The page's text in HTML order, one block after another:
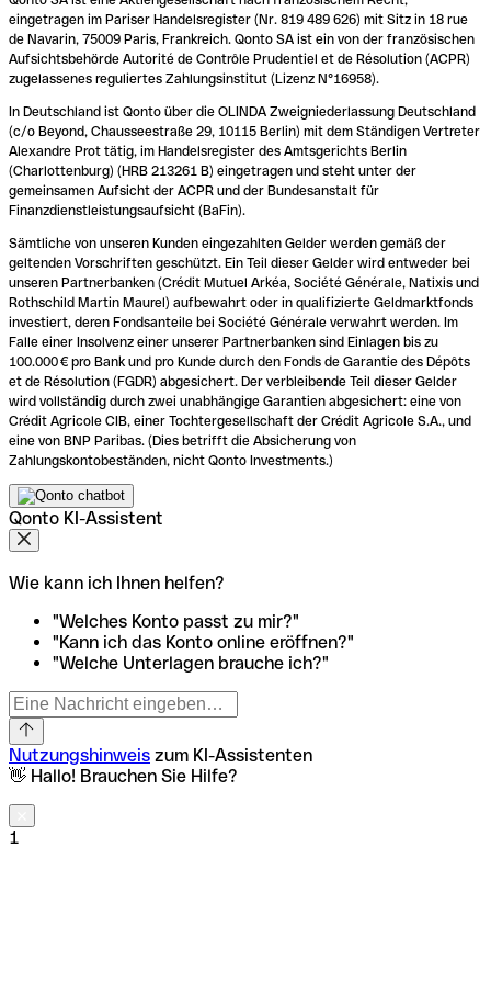
eingetragen im Pariser Handelsregister (Nr. 819 489 626) mit Sitz in 18 rue
de Navarin, 75009 Paris, Frankreich. Qonto SA ist ein von der französischen
Aufsichtsbehörde Autorité de Contrôle Prudentiel et de Résolution (ACPR)
zugelassenes reguliertes Zahlungsinstitut (Lizenz N°16958).
In Deutschland ist Qonto über die OLINDA Zweigniederlassung Deutschland
(c/o Beyond, Chausseestraße 29, 10115 Berlin) mit dem Ständigen Vertreter
Alexandre Prot tätig, im Handelsregister des Amtsgerichts Berlin
(Charlottenburg) (HRB 213261 B) eingetragen und steht unter der
gemeinsamen Aufsicht der ACPR und der Bundesanstalt für
Finanzdienstleistungsaufsicht (BaFin).
Sämtliche von unseren Kunden eingezahlten Gelder werden gemäß der
geltenden Vorschriften geschützt. Ein Teil dieser Gelder wird entweder bei
unseren Partnerbanken (Crédit Mutuel Arkéa, Société Générale, Natixis und
Rothschild Martin Maurel) aufbewahrt oder in qualifizierte Geldmarktfonds
investiert, deren Fondsanteile bei Société Générale verwahrt werden. Im
Falle einer Insolvenz einer unserer Partnerbanken sind Einlagen bis zu
100.000 € pro Bank und pro Kunde durch den Fonds de Garantie des Dépôts
et de Résolution (FGDR) abgesichert. Der verbleibende Teil dieser Gelder
wird vollständig durch zwei unabhängige Garantien abgesichert: eine von
Crédit Agricole CIB, einer Tochtergesellschaft der Crédit Agricole S.A., und
eine von BNP Paribas. (Dies betrifft die Absicherung von
Zahlungskontobeständen, nicht Qonto Investments.)
Qonto KI-Assistent
Wie kann ich Ihnen helfen?
"Welches Konto passt zu mir?"
"Kann ich das Konto online eröffnen?"
"Welche Unterlagen brauche ich?"
Nutzungshinweis zum KI-Assistenten
👋 Hallo! Brauchen Sie Hilfe?
1